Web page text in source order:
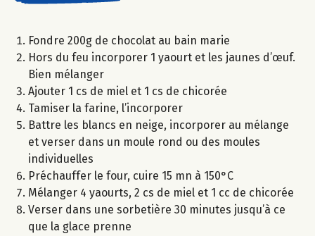
Fondre 200g de chocolat au bain marie
Hors du feu incorporer 1 yaourt et les jaunes d’œuf.
Bien mélanger
Ajouter 1 cs de miel et 1 cs de chicorée
Tamiser la farine, l’incorporer
Battre les blancs en neige, incorporer au mélange
et verser dans un moule rond ou des moules
individuelles
Préchauffer le four, cuire 15 mn à 150°C
Mélanger 4 yaourts, 2 cs de miel et 1 cc de chicorée
Verser dans une sorbetière 30 minutes jusqu’à ce
que la glace prenne